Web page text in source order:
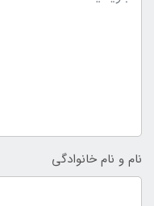
نام و نام خانوادگی